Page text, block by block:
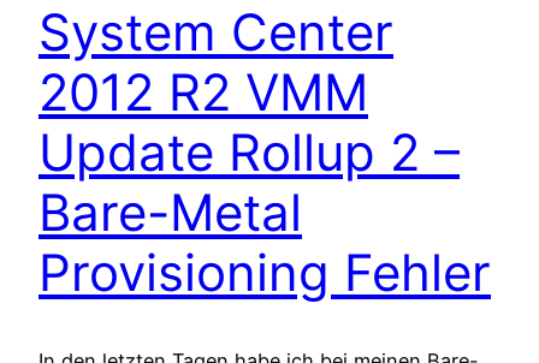
System Center
2012 R2 VMM
Update Rollup 2 –
Bare-Metal
Provisioning Fehler